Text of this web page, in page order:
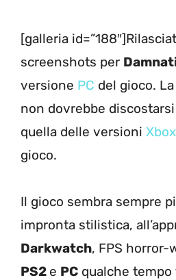
[galleria
screenshots per
versione PC del gioco.
non dovrebbe
quella delle versioni
gioco.
Il gioco sembra sempre
impronta stilistica,
Darkwatch, FPS horror-
PS2 e PC qualche tempo